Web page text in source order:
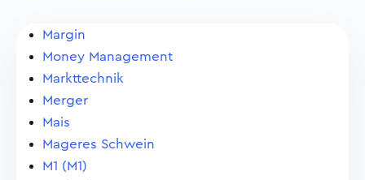
Margin
Money Management
Markttechnik
Merger
Mais
Mageres Schwein
M1 (M1)